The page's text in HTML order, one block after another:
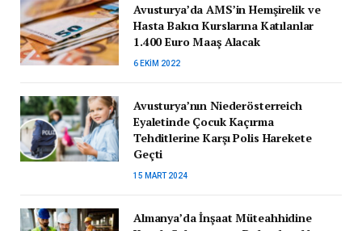
Avusturya’da AMS’in Hemşirelik ve
Hasta Bakıcı Kurslarına Katılanlar
1.400 Euro Maaş Alacak
6 EKIM 2022
Avusturya’nın Niederösterreich
Eyaletinde Çocuk Kaçırma
Tehditlerine Karşı Polis Harekete
Geçti
15 MART 2024
Almanya’da İnşaat Müteahhidine